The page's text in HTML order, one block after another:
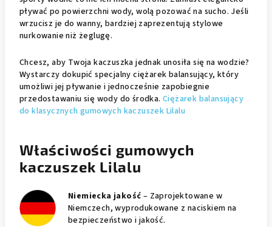
pływać po powierzchni wody, wolą pozować na sucho. Jeśli
wrzucisz je do wanny, bardziej zaprezentują stylowe
nurkowanie niż żeglugę.
Chcesz, aby Twoja kaczuszka jednak unosiła się na wodzie?
Wystarczy dokupić specjalny ciężarek balansujący, który
umożliwi jej pływanie i jednocześnie zapobiegnie
przedostawaniu się wody do środka. Ciężarek balansujący
do klasycznych gumowych kaczuszek Lilalu
Właściwości gumowych
kaczuszek Lilalu
Niemiecka jakość – Zaprojektowane w
Niemczech, wyprodukowane z naciskiem na
bezpieczeństwo i jakość.